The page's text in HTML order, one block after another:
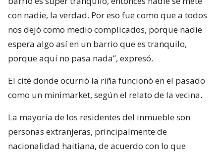
con nadie, la verdad. Por eso fue como que a todos
nos dejó como medio complicados, porque nadie
espera algo así en un barrio que es tranquilo,
porque aquí no pasa nada”, expresó.
El cité donde ocurrió la riña funcionó en el pasado
como un minimarket, según el relato de la vecina.
La mayoría de los residentes del inmueble son
personas extranjeras, principalmente de
nacionalidad haitiana, de acuerdo con lo que